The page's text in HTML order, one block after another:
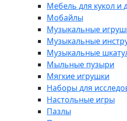
Мебель для кукол и
Мобайлы
Музыкальные
Музыкальные
Музыкальные
Мыльные пузыри
Мягкие игрушки
Наборы для
Настольные игры
Пазлы